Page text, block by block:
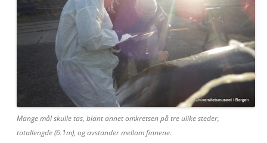
Mange mål skulle tas, blant annet omkretsen på tre ulike steder,
totallengde (6.1m), og avstander mellom finnene.